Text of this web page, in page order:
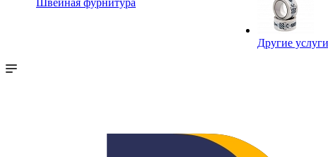
Швейная фурнитура
Другие